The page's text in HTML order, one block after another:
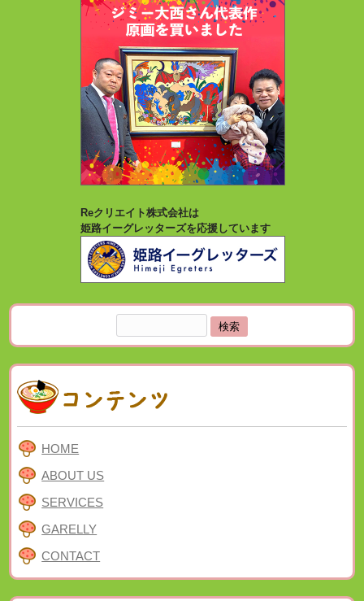
Reクリエイト株式会社は
姫路イーグレッターズを応援しています
索:
HOME
ABOUT US
SERVICES
GARELLY
CONTACT